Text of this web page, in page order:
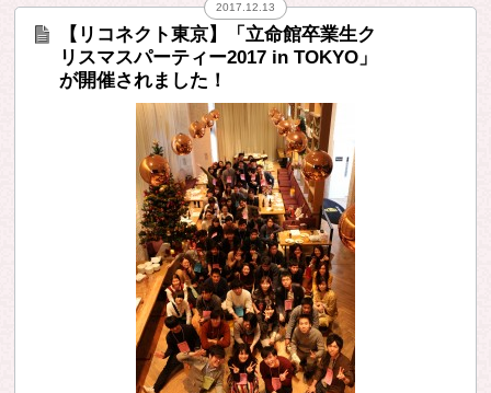
2017.12.13
【リコネクト東京】「立命館卒業生ク
リスマスパーティー2017 in TOKYO」
が開催されました！